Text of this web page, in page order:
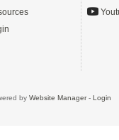
by Website Manager- Login